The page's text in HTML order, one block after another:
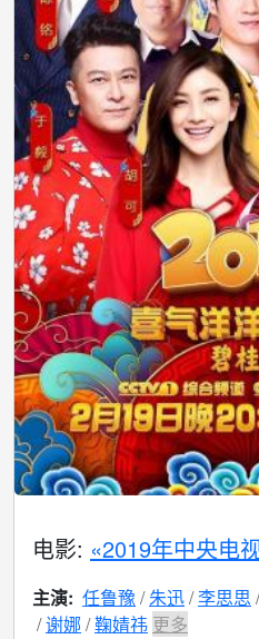
电影: «2019年中央电
主演: 任鲁豫 朱迅 李思思
谢娜 鞠婧祎 更多